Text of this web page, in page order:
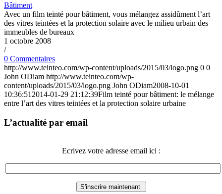
Bâtiment
Avec un film teinté pour bâtiment, vous mélangez assidûment l’art
des vitres teintées et la protection solaire avec le milieu urbain des
immeubles de bureaux
1 octobre 2008
/
0 Commentaires
http://www.teinteo.com/wp-content/uploads/2015/03/logo.png 0 0
John ODiam http://www.teinteo.com/wp-
content/uploads/2015/03/logo.png John ODiam2008-10-01
10:36:51 2014-01-29 21:12:39Film teinté pour bâtiment: le mélange
entre l’art des vitres teintées et la protection solaire urbaine
L’actualité par email
Ecrivez votre adresse email ici :